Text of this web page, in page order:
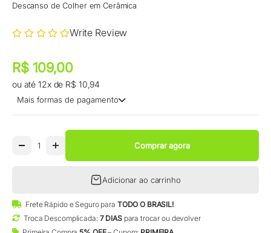
Descanso de Colher em Cerâmica
Write Review
Preço promocional
Preço promocional
R$ 109,00
ou até 12x de R$ 10,94
Mais formas de pagamento
Comprar agora
Adicionar ao carrinho
Frete Rápido e Seguro para TODO O BRASIL!
Troca Descomplicada: 7 DIASpara trocar ou devolver